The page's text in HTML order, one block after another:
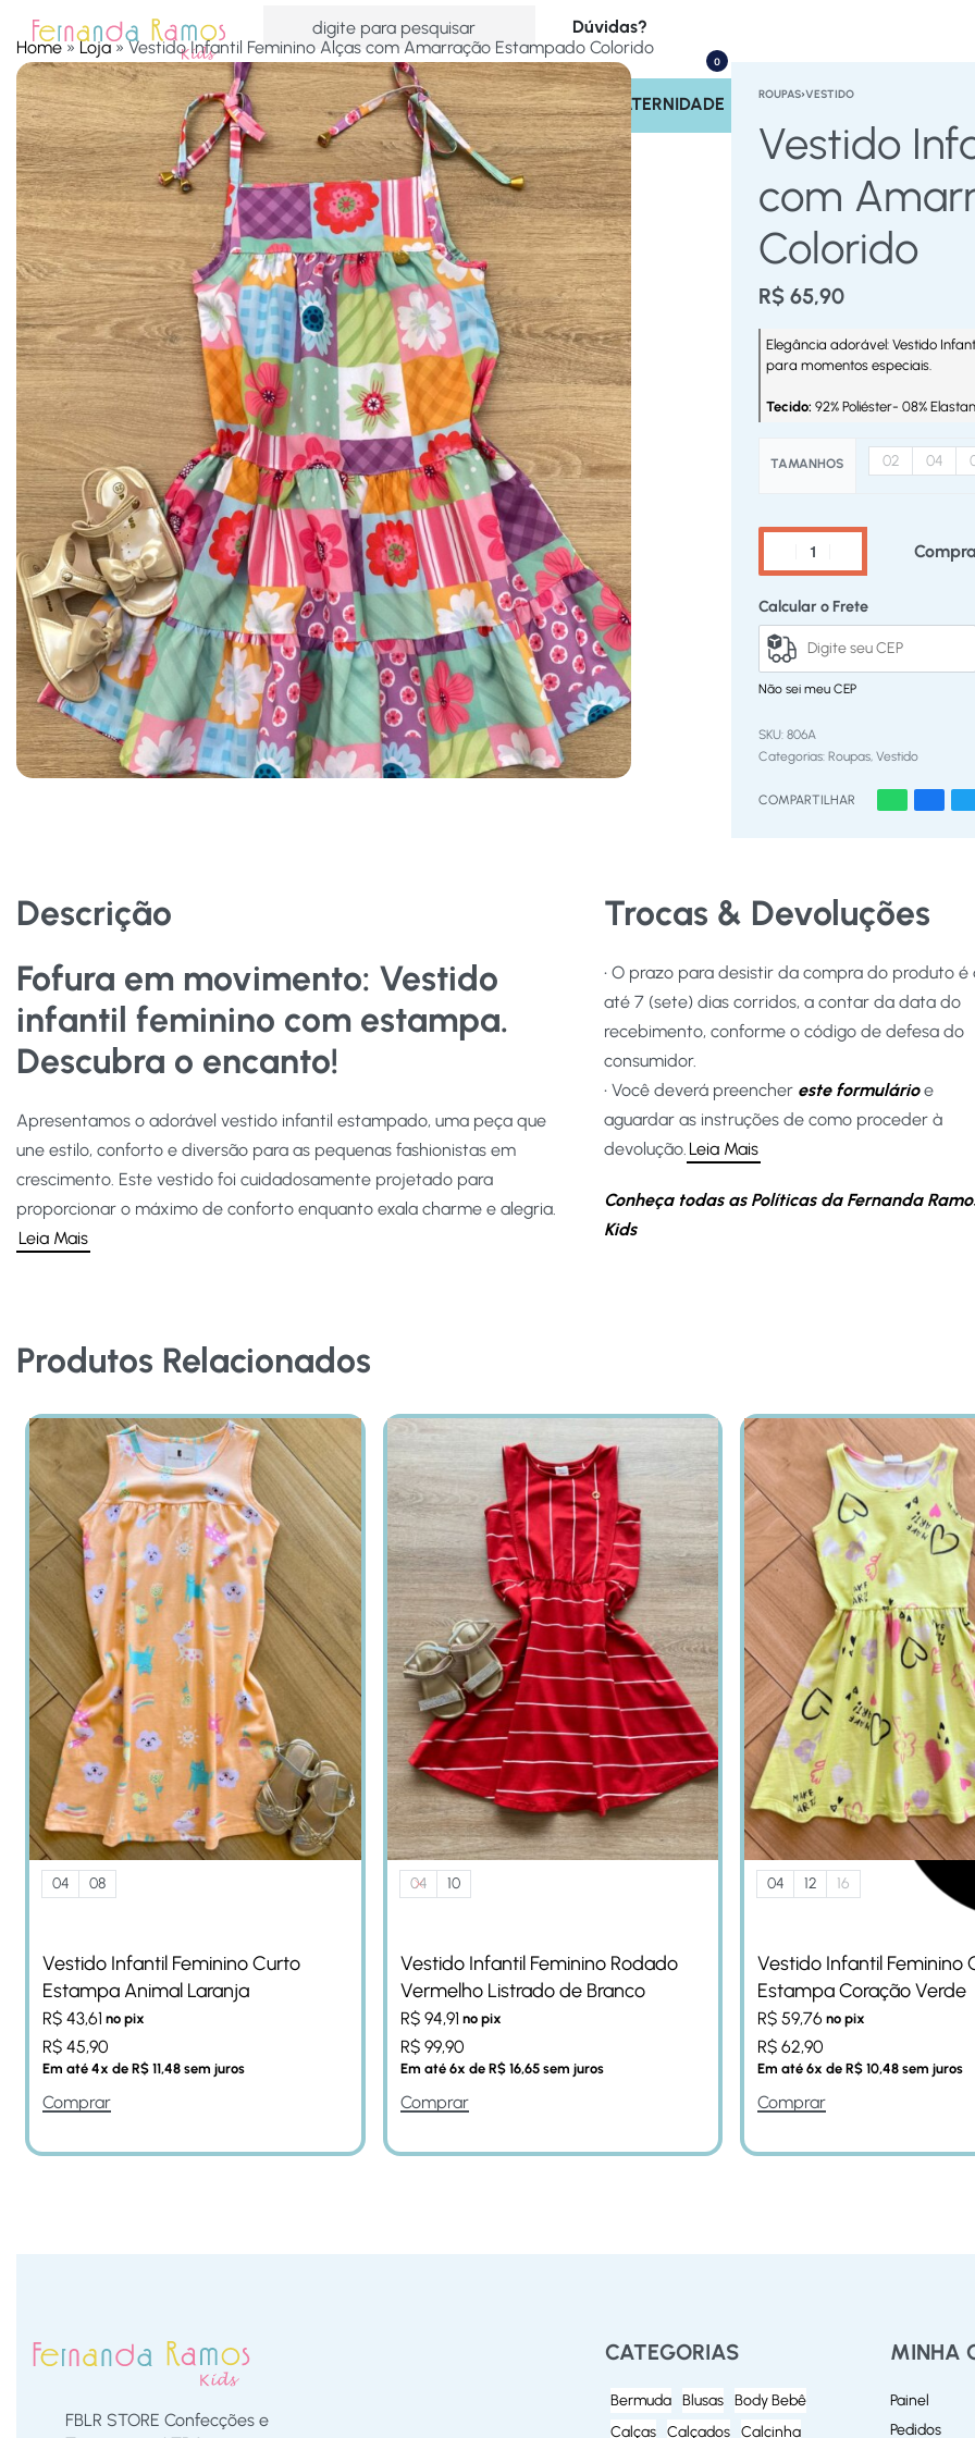
Dúvidas?
(17) 99713-4221
Rastrear Pedido
Políticas do Site
0
HOME OFERTASACESSÓRIOSMENINAS MENINOS SAÍDA MATERNIDADE
Home»Loja»Vestido Infantil Feminino Alças com Amarração Estampado Colorido
ROUPAS›VESTIDO
Vestido
com
Colorido
R$ 65,90
Elegância adorável: Vestido
para momentos especiais.
Tecido: 92% Poliéster- 08%
TAMANHOS 02 04
Calcular o Frete
Não sei meu CEP
806A
Categorias: Roupas, Vestido
COMPARTILHAR
Descrição
Fofura em movimento: Vestido
infantil feminino com estampa.
Descubra o encanto!
Apresentamos o adorável vestido infantil estampado, uma peça que
une estilo, conforto e diversão para as pequenas fashionistas em
crescimento. Este vestido foi cuidadosamente projetado para
proporcionar o máximo de conforto enquanto exala charme e alegria.
Leia Mais
Trocas & Devoluções
• O prazo para desistir da compra do produto é
até 7 (sete) dias corridos, a contar da data do
recebimento, conforme o código de defesa do
consumidor.
• Você deverá preencher este formulárioe
aguardar as instruções de como proceder à
devolução. Leia Mais
Conheça todas as Políticas da Fernanda
Kids
Produtos Relacionados
04 08
Vestido Infantil Feminino Curto
Estampa Animal Laranja
R$ 43,61 no pix
R$ 45,90
Em até 4x de R$ 11,48 sem juros
Comprar
04 10
Vestido Infantil Feminino Rodado
Vermelho Listrado de Branco
R$94,91 no pix
R$99,90
Em até 6x de R$16,65sem juros
Comprar
04 12 16
Vestido Infantil Feminino
Estampa Coração Verde
R$ 59,76 no pix
R$ 62,90
Em até 6x de R$ 10,48 sem juros
Comprar
FBLR STORE Confecções e
CATEGORIAS
Bermuda Blusas
Body Bebê
Calças
Calçados Calcinha
MINHA
Painel
Pedidos